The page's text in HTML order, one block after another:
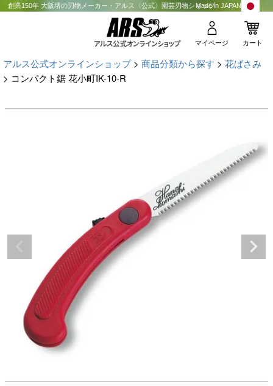
創業150年 大阪堺の刃物メーカー・アルス〈公式〉園芸刃物ショップMade in JAPAN
マイページ カート
アルス公式オンラインショップ 商品分類から探す
花ばさみ
コンパクト鋸 花小町IK-10-R